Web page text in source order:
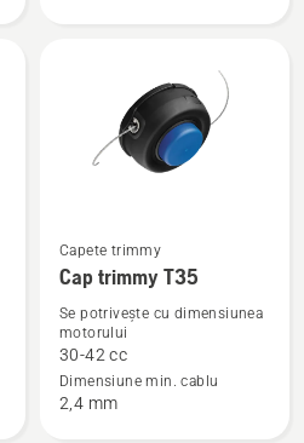
Vezi
mai
multe
detalii
Cap
Capete trimmy
Cap trimmy T35
Se potrivește cu dimensiunea
motorului
30-42 cc
Dimensiune min. cablu
2,4 mm